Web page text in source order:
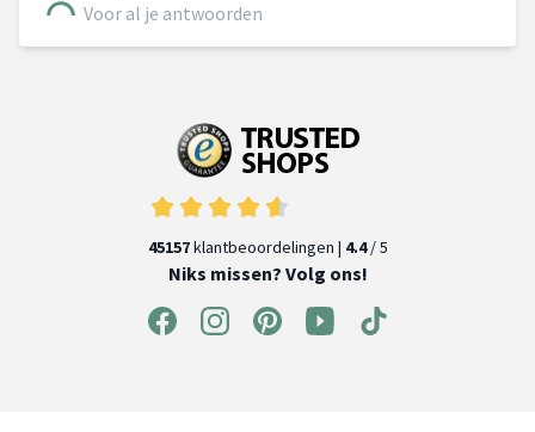
Voor al je antwoorden
45157klantbeoordelingen | 4.4/ 5
Niks missen? Volg ons!